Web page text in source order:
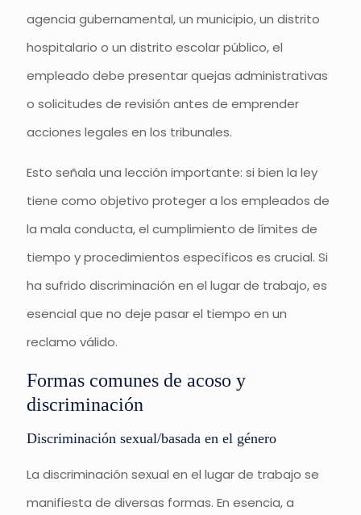
agencia gubernamental, un municipio, un distrito
hospitalario o un distrito escolar público, el
empleado debe presentar quejas administrativas
o solicitudes de revisión antes de emprender
acciones legales en los tribunales.
Esto señala una lección importante: si bien la ley
tiene como objetivo proteger a los empleados de
la mala conducta, el cumplimiento de límites de
tiempo y procedimientos específicos es crucial. Si
ha sufrido discriminación en el lugar de trabajo, es
esencial que no deje pasar el tiempo en un
reclamo válido.
Formas comunes de acoso y
discriminación
Discriminación sexual/basada en el género
La discriminación sexual en el lugar de trabajo se
manifiesta de diversas formas. En esencia, a